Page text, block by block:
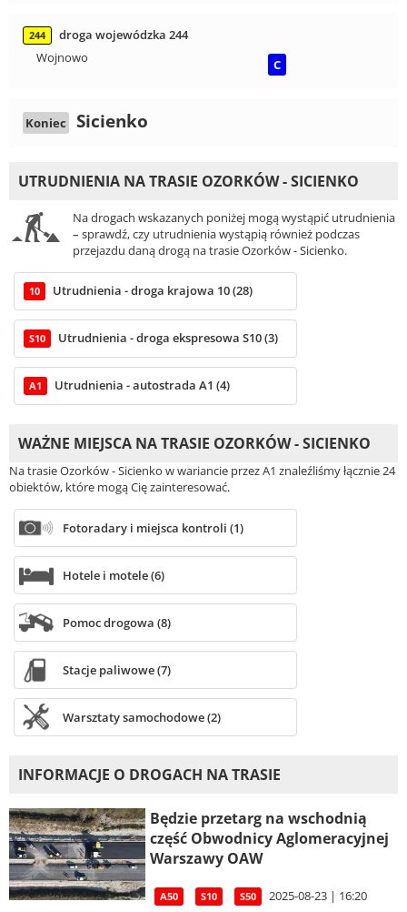
244
droga wojewódzka 244
Wojnowo
C
Koniec Sicienko
UTRUDNIENIA NA TRASIE OZORKÓW - SICIENKO
Na drogach wskazanych poniżej mogą wystąpić utrudnienia
– sprawdź, czy utrudnienia wystąpią również podczas
przejazdu daną drogą na trasie Ozorków - Sicienko.
10 Utrudnienia - droga krajowa 10 (28)
S10 Utrudnienia - droga ekspresowa S10 (3)
A1 Utrudnienia - autostrada A1 (4)
WAŻNE MIEJSCA NA TRASIE OZORKÓW - SICIENKO
Na trasie Ozorków - Sicienko w wariancie przez A1 znaleźliśmy łącznie 24
obiektów, które mogą Cię zainteresować.
Fotoradary i miejsca kontroli (1)
Hotele i motele (6)
Pomoc drogowa (8)
Stacje paliwowe (7)
Warsztaty samochodowe (2)
INFORMACJE O DROGACH NA TRASIE
Będzie przetarg na wschodnią
część Obwodnicy Aglomeracyjnej
Warszawy OAW
A50 S10 S50 2025-08-23 | 16:20